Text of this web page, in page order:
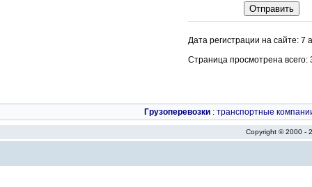
Дата регистрации на сайте: 7
Страница просмотрена всего:
Грузоперевозки : транспортные
Copyright © 2000 -